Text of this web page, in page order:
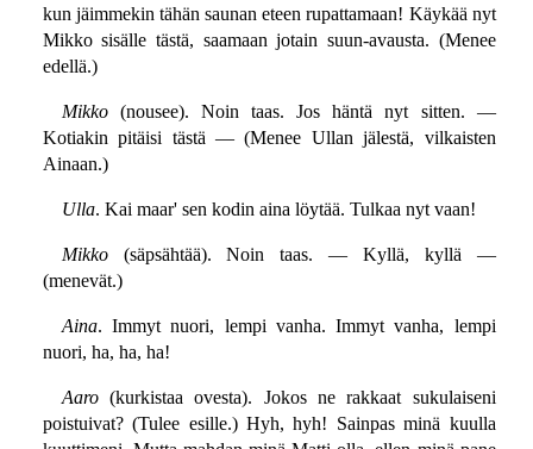
kun jäimmekin tähän saunan eteen rupattamaan! Käykää nyt
Mikko sisälle tästä, saamaan jotain suun-avausta. (Menee
edellä.)
Mikko(nousee). Noin taas. Jos häntä nyt sitten. —
Kotiakin pitäisi tästä — (Menee Ullan jälestä, vilkaisten
Ainaan.)
Ulla. Kai maar' sen kodin aina löytää. Tulkaa nyt vaan!
Mikko(säpsähtää). Noin taas. — Kyllä, kyllä —
(menevät.)
Aina. Immyt nuori, lempi vanha. Immyt vanha, lempi
nuori, ha, ha, ha!
Aaro(kurkistaa ovesta). Jokos ne rakkaat sukulaiseni
poistuivat? (Tulee esille.) Hyh, hyh! Sainpas minä kuulla